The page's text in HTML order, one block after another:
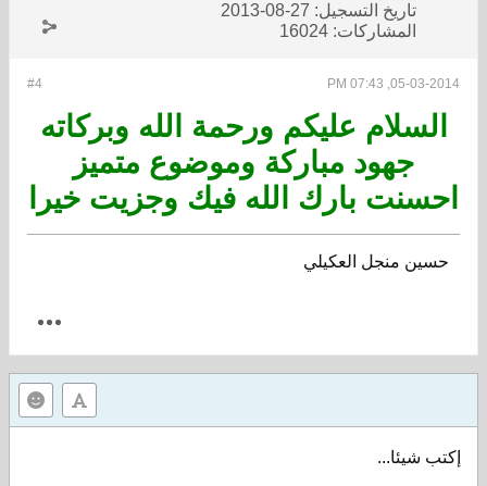
تاريخ التسجيل: 27-08-2013
المشاركات: 16024
#4 05-03-2014, 07:43 PM
السلام عليكم ورحمة الله وبركاته
جهود مباركة وموضوع متميز
احسنت بارك الله فيك وجزيت خيرا
حسين منجل العكيلي
إكتب شيئا...